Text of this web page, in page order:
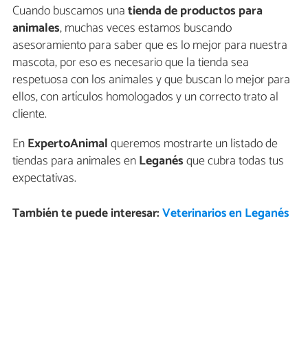
Cuando buscamos unatienda de productos para
animales, muchas veces estamos buscando
asesoramiento para saber que es lo mejor para nuestra
mascota, por eso es necesario que la tienda sea
respetuosa con los animales y que buscan lo mejor para
ellos, con artículos homologados y un correcto trato al
cliente.
EnExpertoAnimalqueremos mostrarte un listado de
tiendas para animales enLeganésque cubra todas tus
expectativas.
También te puede interesar:Veterinarios en Leganés